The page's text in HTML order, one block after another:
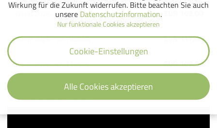
01.05.2026 - 04.07.2026
04.07.2026 - 03.10.2026 EUR 117,00
03.10.2026 - 01.11.2026 EUR 109,00
VIRTUELLE TOUR
Wirkung für die Zukunft widerrufen. Bitte beachten Sie auch
unsere Datenschutzinformation.
Nur funktionale Cookies akzeptieren
Cookie-Einstellungen
Alle Cookies akzeptieren